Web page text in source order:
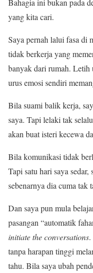
yang kita cari.
Saya pernah lalui fasa di
tidak berkerja yang
banyak dari rumah. Letih
urus emosi sendiri
Bila suami balik kerja,
saya. Tapi lelaki tak
akan buat isteri kecewa
Bila komunikasi tidak
Tapi satu hari saya
sebenarnya dia cuma tak
Dan saya pun mula
pasangan “automatik
initiate the conversations.
tanpa harapan tinggi
tahu. Bila saya ubah